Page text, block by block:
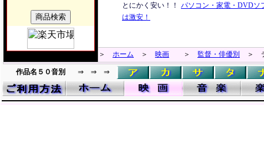
とにかく安い！！ パソコン・家電・DVDソ
は激安！
＞ ホーム ＞ 映画 ＞ 監督・俳優別 ＞ テ
作品名５０音別 ⇒ ⇒ ⇒